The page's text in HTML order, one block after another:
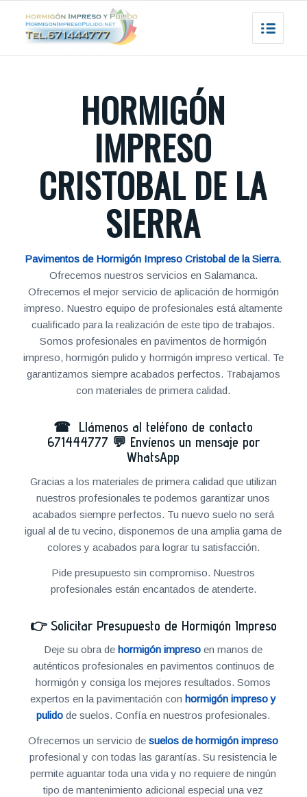
HORMIGÓN
IMPRESO
CRISTOBAL DE LA
SIERRA
Pavimentos de Hormigón Impreso Cristobal de la Sierra.
Ofrecemos nuestros servicios en Salamanca.
Ofrecemos el mejor servicio de aplicación de hormigón
impreso. Nuestro equipo de profesionales está altamente
cualificado para la realización de este tipo de trabajos.
Somos profesionales en pavimentos de hormigón
impreso, hormigón pulido y hormigón impreso vertical. Te
garantizamos siempre acabados perfectos. Trabajamos
con materiales de primera calidad.
☎ Llámenos al teléfono de contacto
671444777 💬 Envíenos un mensaje por
WhatsApp
Gracias a los materiales de primera calidad que utilizan
nuestros profesionales te podemos garantizar unos
acabados siempre perfectos. Tu nuevo suelo no será
igual al de tu vecino, disponemos de una amplia gama de
colores y acabados para lograr tu satisfacción.
Pide presupuesto sin compromiso. Nuestros
profesionales están encantados de atenderte.
👉 Solicitar Presupuesto de Hormigón Impreso
Deje su obra dehormigón impreso en manos de
auténticos profesionales en pavimentos continuos de
hormigón y consiga los mejores resultados. Somos
expertos en la pavimentación conhormigón impreso y
pulido de suelos. Confía en nuestros profesionales.
Ofrecemos un servicio desuelos de hormigón impreso
profesional y con todas las garantías. Su resistencia le
permite aguantar toda una vida y no requiere de ningún
tipo de mantenimiento adicional especial una vez